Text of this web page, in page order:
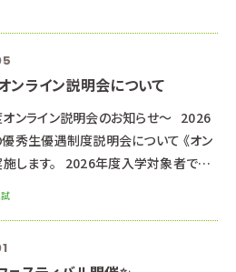
み LINEでのお問合せ・オープンキャン
返信が遅くなる可能性もあります
ださい。 夏休み中の８月２３日(土)に、
ンライン説明会について
ンライン説明会のお知らせ～ 2026
秀生優遇制度説明会について 《オン
施します。 2026年度入学対象者で優
優秀生優遇制度（特待生・通学支援